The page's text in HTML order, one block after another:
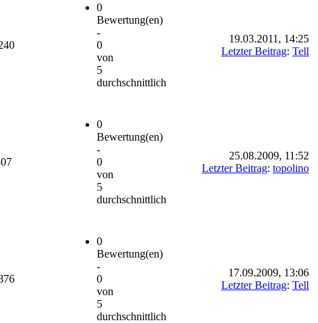
0
Bewertung(en)
-
0
von
5
durchschnittlich
19.03.2011, 14:25
Letzter Beitrag: Tell
0
Bewertung(en)
-
0
von
5
durchschnittlich
25.08.2009, 11:52
Letzter Beitrag: topolino
0
Bewertung(en)
-
0
von
5
durchschnittlich
17.09.2009, 13:06
Letzter Beitrag: Tell